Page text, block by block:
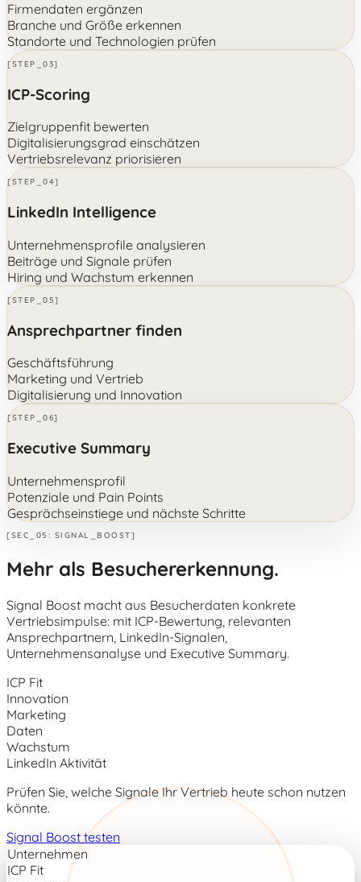
Firmendaten ergänzen
Branche und Größe erkennen
Standorte und Technologien prüfen
[STEP_03]
ICP-Scoring
Zielgruppenfit bewerten
Digitalisierungsgrad einschätzen
Vertriebsrelevanz priorisieren
[STEP_04]
LinkedIn Intelligence
Unternehmensprofile analysieren
Beiträge und Signale prüfen
Hiring und Wachstum erkennen
[STEP_05]
Ansprechpartner finden
Geschäftsführung
Marketing und Vertrieb
Digitalisierung und Innovation
[STEP_06]
Executive Summary
Unternehmensprofil
Potenziale und Pain Points
Gesprächseinstiege und nächste Schritte
[SEC_05: SIGNAL_BOOST]
Mehr als Besuchererkennung.
Signal Boost macht aus Besucherdaten konkrete
Vertriebsimpulse: mit ICP-Bewertung, relevanten
Ansprechpartnern, LinkedIn-Signalen,
Unternehmensanalyse und Executive Summary.
ICP Fit
Innovation
Marketing
Daten
Wachstum
LinkedIn Aktivität
Prüfen Sie, welche Signale Ihr Vertrieb heute schon nutzen
könnte.
Signal Boost testen
Unternehmen
ICP Fit